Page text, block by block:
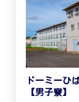
ドーミーひ
【男子寮】